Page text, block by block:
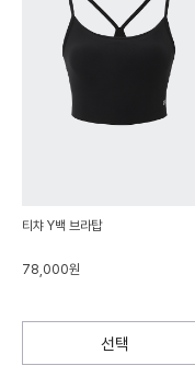
티챠 Y백 브라탑
78,000원
선택